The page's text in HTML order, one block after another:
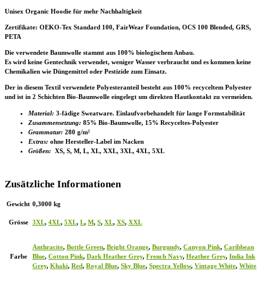
Unisex Organic Hoodie für mehr Nachhaltigkeit
Zertifikate: OEKO-Tex Standard 100, FairWear Foundation, OCS 100 Blended, GRS,
PETA
Die verwendete Baumwolle stammt aus 100% biologischem Anbau.
Es wird keine Gentechnik verwendet, weniger Wasser verbraucht und es kommen keine
Chemikalien wie Düngemittel oder Pestizide zum Einsatz.
Der in diesem Textil verwendete Polyesteranteil besteht aus 100% recyceltem Polyester
und ist in 2 Schichten Bio-Baumwolle eingelegt um direkten Hautkontakt zu vermeiden.
Material: 3-fädige Sweatware. Einlaufvorbehandelt für lange Formstabilität
Zusammensetzung: 85% Bio-Baumwolle, 15% Recyceltes-Polyester
Grammatur: 280 g/m²
Extras: ohne Hersteller-Label im Nacken
Größen: XS, S, M, L, XL, XXL, 3XL, 4XL, 5XL
Zusätzliche Informationen
Gewicht 0,3000 kg
Grösse 3XL, 4XL, 5XL, L, M, S, XL, XS, XXL
Farbe
Anthracite, Bottle Green, Bright Orange, Burgundy, Canyon Pink, Caribbean
Blue, Cotton Pink, Dark Heather Grey, French Navy, Heather Grey, India Ink
Grey, Khaki, Red, Royal Blue, Sky Blue, Spectra Yellow, Vintage White, White